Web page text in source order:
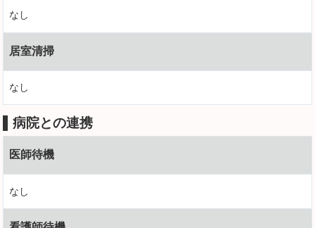
なし
居室清掃
なし
病院との連携
医師待機
なし